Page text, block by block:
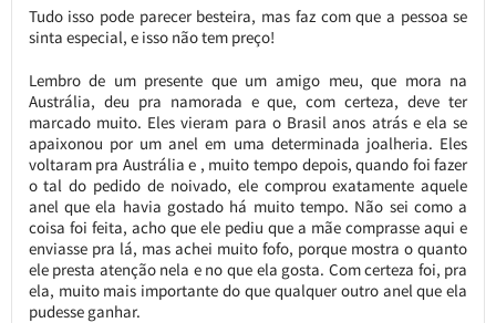
Tudo isso pode parecer besteira, mas faz com que a pessoa se
sinta especial, e isso não tem preço!
Lembro de um presente que um amigo meu, que mora na
Austrália, deu pra namorada e que, com certeza, deve ter
marcado muito. Eles vieram para o Brasil anos atrás e ela se
apaixonou por um anel em uma determinada joalheria. Eles
voltaram pra Austrália e , muito tempo depois, quando foi fazer
o tal do pedido de noivado, ele comprou exatamente aquele
anel que ela havia gostado há muito tempo. Não sei como a
coisa foi feita, acho que ele pediu que a mãe comprasse aqui e
enviasse pra lá, mas achei muito fofo, porque mostra o quanto
ele presta atenção nela e no que ela gosta. Com certeza foi, pra
ela, muito mais importante do que qualquer outro anel que ela
pudesse ganhar.